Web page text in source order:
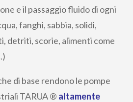
e il passaggio fluido di ogni
fanghi, sabbia, solidi,
detriti, scorie, alimenti come
di base rendono le pompe
TARUA ® altamente